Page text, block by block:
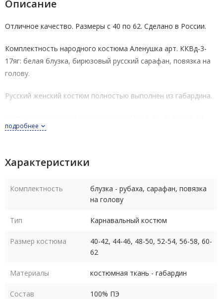
Описание
Отличное качество. Размеры с 40 по 62. Сделано в России.
Комплектность народного костюма Аленушка арт. ККВд-3-
17яг: белая блузка, бирюзовый русский сарафан, повязка на
голову.
Русский женский костюм полностью выполнен из габардина.
56-58, 60-62. Размеры российские.
в деликатном режиме
подробнее
Характеристики
Комплектность
блузка - рубаха, сарафан, повязка
на голову
Тип Карнавальный костюм
Размер костюма
40-42, 44-46, 48-50, 52-54, 56-58, 60-
62
Материалы костюмная ткань - габардин
Состав 100% ПЭ